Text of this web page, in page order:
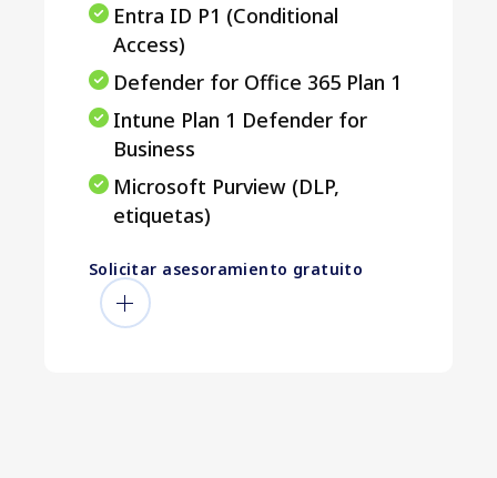
Entra ID P1 (Conditional
Access)
Defender for Office 365 Plan 1
Intune Plan 1 Defender for
Business
Microsoft Purview (DLP,
etiquetas)
Solicitar asesoramiento gratuito